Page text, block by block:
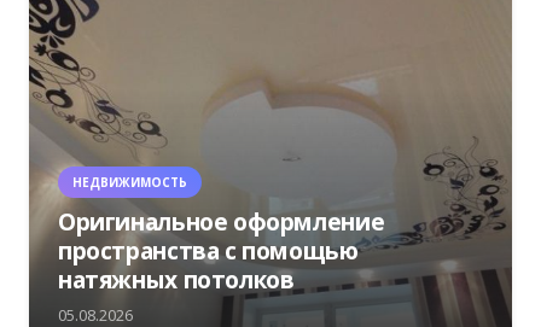
НЕДВИЖИМОСТЬ
Оригинальное оформление
пространства с помощью
натяжных потолков
05.08.2026